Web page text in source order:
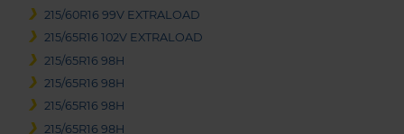
215/60R16 99V EXTRALOAD
215/65R16 102V EXTRALOAD
215/65R16 98H
215/65R16 98H
215/65R16 98H
215/65R16 98H